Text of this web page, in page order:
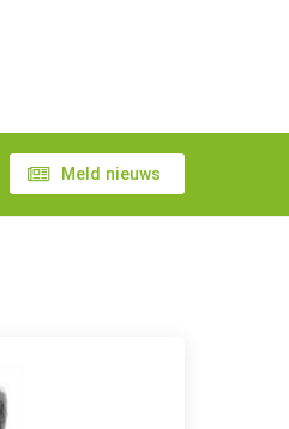
Meld nieuws